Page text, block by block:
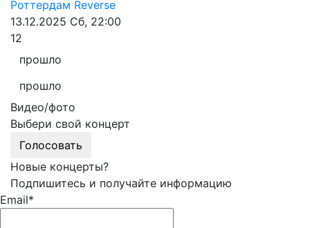
Роттердам Reverse
13.12.2025 Сб, 22:00
12
прошло
прошло
Видео/фото
Выбери свой концерт
Голосовать
Новые концерты?
Подпишитесь и получайте информацию
Email*